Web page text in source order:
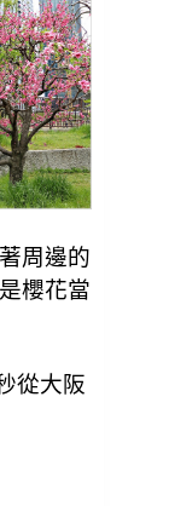
周邊的
櫻花當
從大阪